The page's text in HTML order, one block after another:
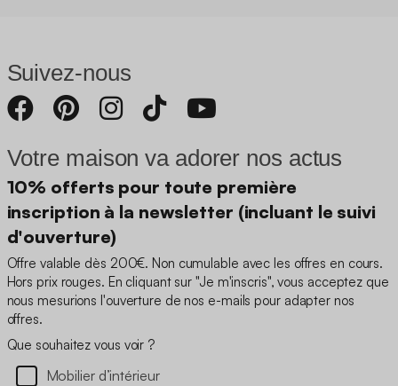
Suivez-nous
Votre maison va adorer nos actus
10% offerts pour toute première
inscription à la newsletter (incluant le suivi
d'ouverture)
Offre valable dès 200€. Non cumulable avec les offres en cours.
Hors prix rouges. En cliquant sur "Je m'inscris", vous acceptez que
nous mesurions l'ouverture de nos e-mails pour adapter nos
offres.
Que souhaitez vous voir ?
Mobilier d’intérieur